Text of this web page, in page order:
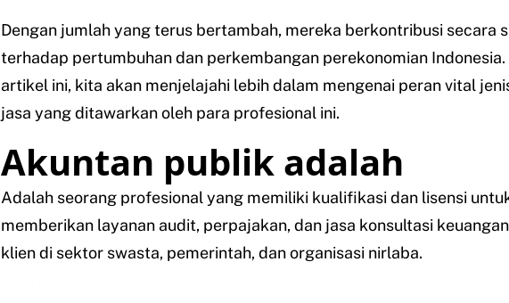
Dengan jumlah yang terus bertambah, mereka berkontribusi secara
terhadap pertumbuhan dan perkembangan perekonomian Indonesia.
artikel ini, kita akan menjelajahi lebih dalam mengenai peran vital
jasa yang ditawarkan oleh para profesional ini.
Akuntan publik adalah
Adalah seorang profesional yang memiliki kualifikasi dan lisensi
memberikan layanan audit, perpajakan, dan jasa konsultasi
klien di sektor swasta, pemerintah, dan organisasi nirlaba.